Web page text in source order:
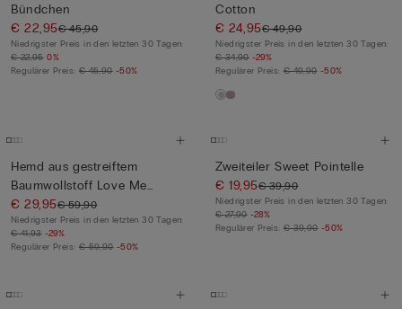
Bündchen
€ 22,95€ 45,90
Niedrigster Preis in den letzten 30 Tagen:
€ 22,95 0%
Regulärer Preis: € 45,90 -50%
Cotton
€ 24,95€ 49,90
Niedrigster Preis in den letzten 30 Tagen:
€ 34,90 -29%
Regulärer Preis: € 49,90 -50%
Hemd aus gestreiftem
Baumwollstoff Love Me
Tender
€ 29,95€ 59,90
Niedrigster Preis in den letzten 30 Tagen:
€ 41,93 -29%
Regulärer Preis: € 59,90 -50%
Zweiteiler Sweet Pointelle
€ 19,95€ 39,90
Niedrigster Preis in den letzten 30 Tagen:
€ 27,90 -28%
Regulärer Preis: € 39,90 -50%